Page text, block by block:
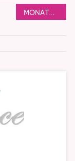
MONATS-RÜCKBLICK Juni 2025